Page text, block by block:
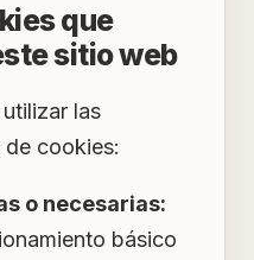
que
sitio web
las
cookies:
o necesarias:
básico